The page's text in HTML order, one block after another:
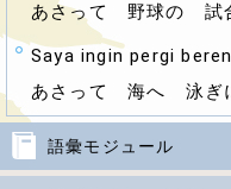
語彙モジュール
あさって
野球の 試
Saya ingin pergi
あさって
海へ 泳ぎ